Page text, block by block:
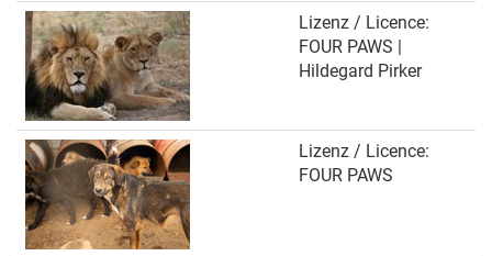
Lizenz / Licence:
FOUR PAWS |
Hildegard Pirker
Lizenz / Licence:
FOUR PAWS